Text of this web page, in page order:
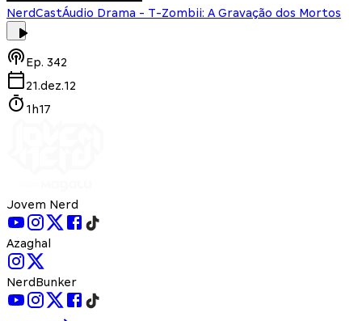
NerdCastÁudio Drama - T-Zombii: A Gravação dos Mortos
Ep. 342
21.dez.12
1h17
Jovem Nerd
Azaghal
NerdBunker